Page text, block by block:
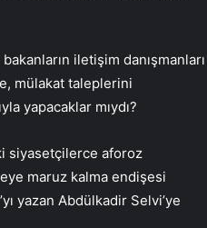
iletişim danışmanları
mülakat taleplerini
yapacaklar mıydı?
siyasetçilerce aforoz
maruz kalma endişesi
yazan Abdülkadir Selvi’ye